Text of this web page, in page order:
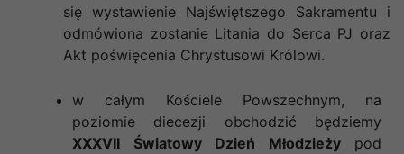
się wystawienie Najświętszego Sakramentu i
odmówiona zostanie Litania do Serca PJ oraz
Akt poświęcenia Chrystusowi Królowi.
w całym Kościele Powszechnym, na
poziomie diecezji obchodzić będziemy
XXXVII Światowy Dzień Młodzieżypod